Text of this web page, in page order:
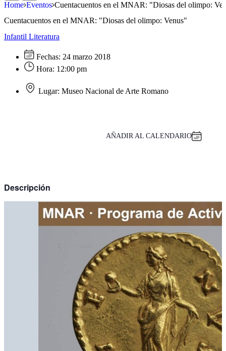
Home Eventos Cuentacuentos en el MNAR: "Diosas del olimpo:
Cuentacuentos en el MNAR: "Diosas del olimpo: Venus"
Infantil Literatura
Fechas: 24 marzo 2018
Hora: 12:00 pm
Lugar: Museo Nacional de Arte Romano
AÑADIR AL CALENDARIO
Descripción